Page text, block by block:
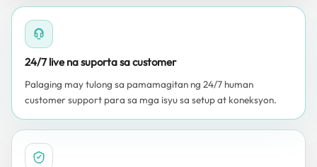
24/7 live na suporta sa customer
Palaging may tulong sa pamamagitan ng 24/7 human
customer support para sa mga isyu sa setup at koneksyon.